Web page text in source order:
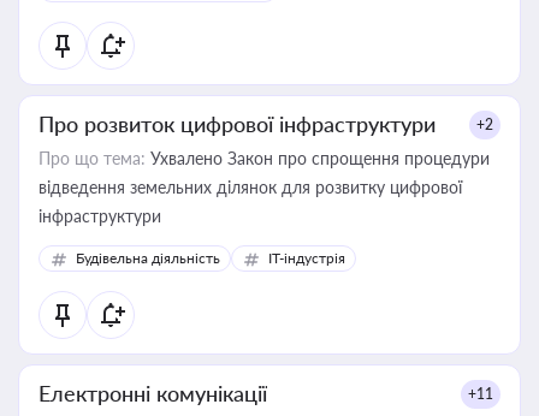
Про розвиток цифрової інфраструктури +2
Про що тема: Ухвалено Закон про спрощення процедури
відведення земельних ділянок для розвитку цифрової
інфраструктури
Будівельна діяльність IT-індустрія
Електронні комунікації +11